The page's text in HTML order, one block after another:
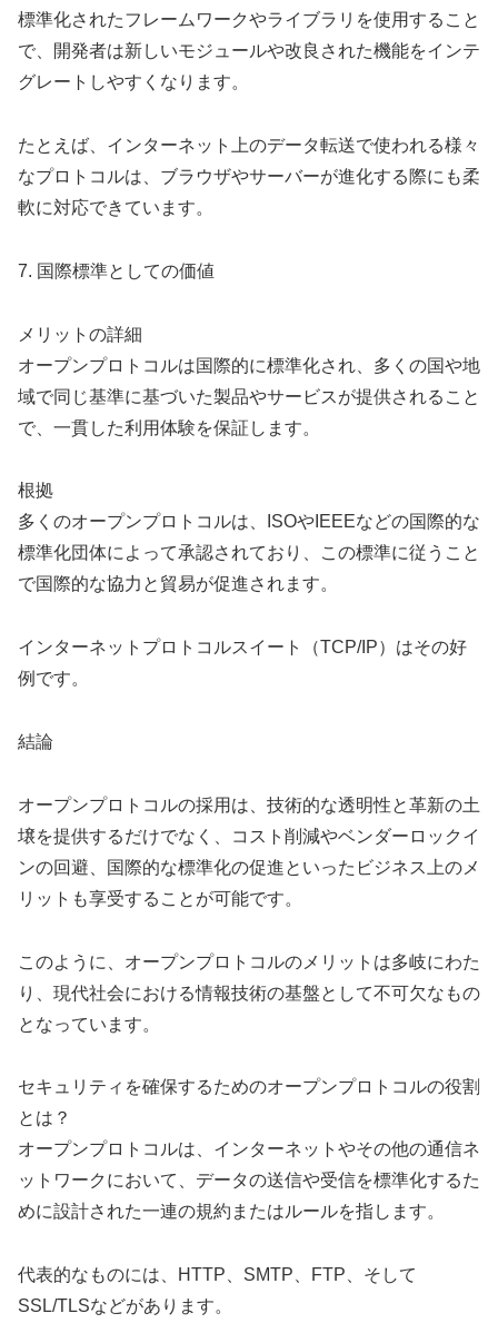
標準化されたフレームワークやライブラリを使用すること
で、開発者は新しいモジュールや改良された機能をインテ
グレートしやすくなります。
たとえば、インターネット上のデータ転送で使われる様々
なプロトコルは、ブラウザやサーバーが進化する際にも柔
軟に対応できています。
7. 国際標準としての価値
メリットの詳細
オープンプロトコルは国際的に標準化され、多くの国や地
域で同じ基準に基づいた製品やサービスが提供されること
で、一貫した利用体験を保証します。
根拠
多くのオープンプロトコルは、ISOやIEEEなどの国際的な
標準化団体によって承認されており、この標準に従うこと
で国際的な協力と貿易が促進されます。
インターネットプロトコルスイート（TCP/IP）はその好
例です。
結論
オープンプロトコルの採用は、技術的な透明性と革新の土
壌を提供するだけでなく、コスト削減やベンダーロックイ
ンの回避、国際的な標準化の促進といったビジネス上のメ
リットも享受することが可能です。
このように、オープンプロトコルのメリットは多岐にわた
り、現代社会における情報技術の基盤として不可欠なもの
となっています。
セキュリティを確保するためのオープンプロトコルの役割
とは？
オープンプロトコルは、インターネットやその他の通信ネ
ットワークにおいて、データの送信や受信を標準化するた
めに設計された一連の規約またはルールを指します。
代表的なものには、HTTP、SMTP、FTP、そして
SSL/TLSなどがあります。